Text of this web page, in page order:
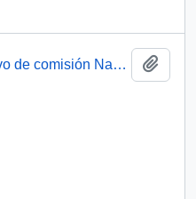
[Envío de fotocopias cartas a Sr. Rafael Asenjo Zegers Secretario Ejecutivo de comisión Nacional del Medio Ambiente]